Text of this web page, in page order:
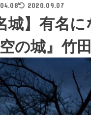
2020.09.07
城】有名
の城』竹